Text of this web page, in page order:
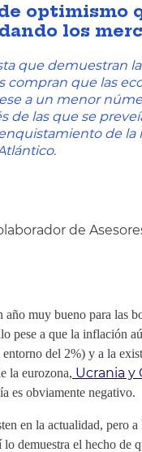
optimismo
los
que demuestran
compran que las
a un menor
de las que se
de la
de
muy bueno para las
pese a que la inflación
del 2%) y a la
la eurozona, Ucrania y
es obviamente negativo.
en la actualidad, pero a
demuestra el hecho de